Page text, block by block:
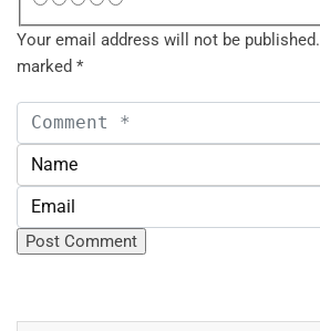
Your email address will not be published.
marked *